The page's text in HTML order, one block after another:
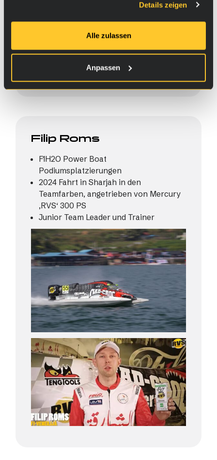
Details zeigen
Alle zulassen
Anpassen
Filip Roms
F1H2O Power Boat
Podiumsplatzierungen
2024 Fahrt in Sharjah in den
Teamfarben, angetrieben von Mercury
‚RVS‘ 300 PS
Junior Team Leader und Trainer